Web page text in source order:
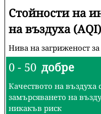
Стойности на
на въздуха
Нива на загриженост за
0 - 50 добре
Качеството на въздуха
замърсяването на
никакъв риск